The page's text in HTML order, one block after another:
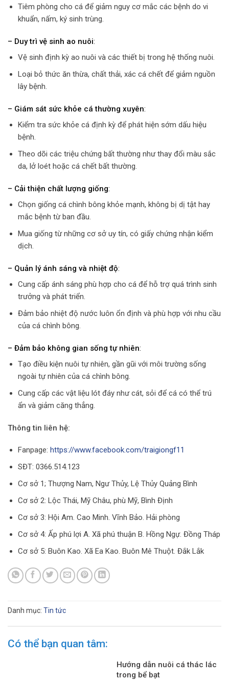
Tiêm phòng cho cá để giảm nguy cơ mắc các bệnh do vi
khuẩn, nấm, ký sinh trùng.
– Duy trì vệ sinh ao nuôi:
Vệ sinh định kỳ ao nuôi và các thiết bị trong hệ thống nuôi.
Loại bỏ thức ăn thừa, chất thải, xác cá chết để giảm nguồn
lây bệnh.
– Giám sát sức khỏe cá thường xuyên:
Kiểm tra sức khỏe cá định kỳ để phát hiện sớm dấu hiệu
bệnh.
Theo dõi các triệu chứng bất thường như thay đổi màu sắc
da, lở loét hoặc cá chết bất thường.
– Cải thiện chất lượng giống:
Chọn giống cá chình bông khỏe mạnh, không bị dị tật hay
mắc bệnh từ ban đầu.
Mua giống từ những cơ sở uy tín, có giấy chứng nhận kiểm
dịch.
– Quản lý ánh sáng và nhiệt độ:
Cung cấp ánh sáng phù hợp cho cá để hỗ trợ quá trình sinh
trưởng và phát triển.
Đảm bảo nhiệt độ nước luôn ổn định và phù hợp với nhu cầu
của cá chình bông.
– Đảm bảo không gian sống tự nhiên:
Tạo điều kiện nuôi tự nhiên, gần gũi với môi trường sống
ngoài tự nhiên của cá chình bông.
Cung cấp các vật liệu lót đáy như cát, sỏi để cá có thể trú
ẩn và giảm căng thẳng.
Thông tin liên hệ:
Fanpage: https://www.facebook.com/traigiongf11
SĐT: 0366.514.123
Cơ sở 1; Thượng Nam, Ngư Thủy, Lệ Thủy Quảng Bình
Cơ sở 2: Lộc Thái, Mỹ Châu, phù Mỹ, Bình Định
Cơ sở 3: Hội Am. Cao Minh. Vĩnh Bảo. Hải phòng
Cơ sở 4: Ấp phú lợi A. Xã phú thuận B. Hồng Ngự. Đồng Tháp
Cơ sở 5: Buôn Kao. Xã Ea Kao. Buôn Mê Thuột. Đắk Lắk
Danh mục: Tin tức
Có thể bạn quan tâm:
Hướng dẫn nuôi cá thác lác
trong bể bạt